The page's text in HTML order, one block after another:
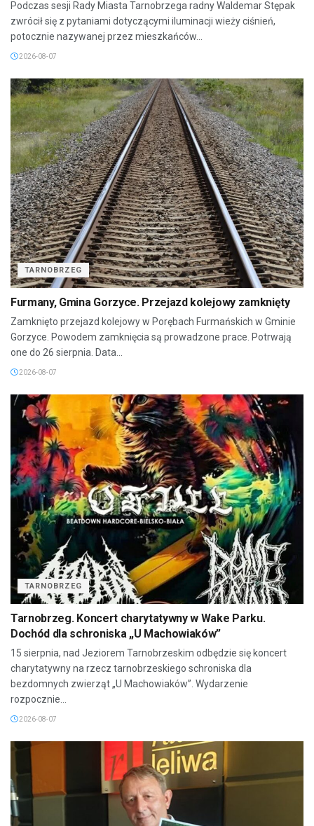
Podczas sesji Rady Miasta Tarnobrzega radny Waldemar Stępak
zwrócił się z pytaniami dotyczącymi iluminacji wieży ciśnień,
potocznie nazywanej przez mieszkańców...
2026-08-07
TARNOBRZEG
Furmany, Gmina Gorzyce. Przejazd kolejowy zamknięty
Zamknięto przejazd kolejowy w Porębach Furmańskich w Gminie
Gorzyce. Powodem zamknięcia są prowadzone prace. Potrwają
one do 26 sierpnia. Data...
2026-08-07
TARNOBRZEG
Tarnobrzeg. Koncert charytatywny w Wake Parku.
Dochód dla schroniska „U Machowiaków”
15 sierpnia, nad Jeziorem Tarnobrzeskim odbędzie się koncert
charytatywny na rzecz tarnobrzeskiego schroniska dla
bezdomnych zwierząt „U Machowiaków”. Wydarzenie
rozpocznie...
2026-08-07